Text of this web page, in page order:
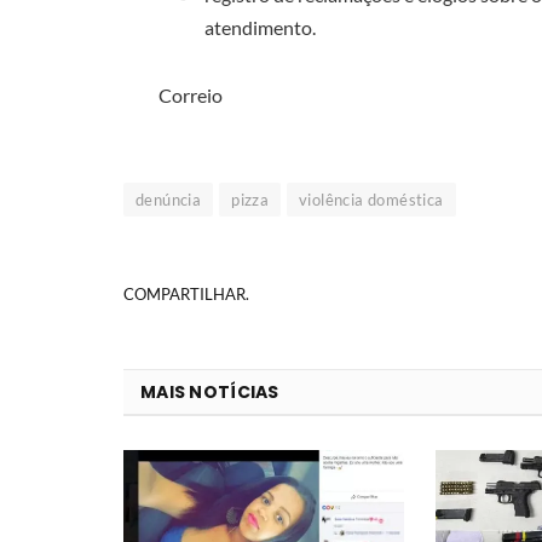
atendimento.
Correio
denúncia pizza violência doméstica
COMPARTILHAR.
MAIS NOTÍCIAS